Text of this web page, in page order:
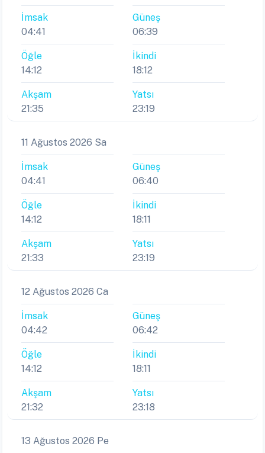
İmsak
04:41
Güneş
06:39
Öğle
14:12
İkindi
18:12
Akşam
21:35
Yatsı
23:19
11 Ağustos 2026 Sa
İmsak
04:41
Güneş
06:40
Öğle
14:12
İkindi
18:11
Akşam
21:33
Yatsı
23:19
12 Ağustos 2026 Ca
İmsak
04:42
Güneş
06:42
Öğle
14:12
İkindi
18:11
Akşam
21:32
Yatsı
23:18
13 Ağustos 2026 Pe